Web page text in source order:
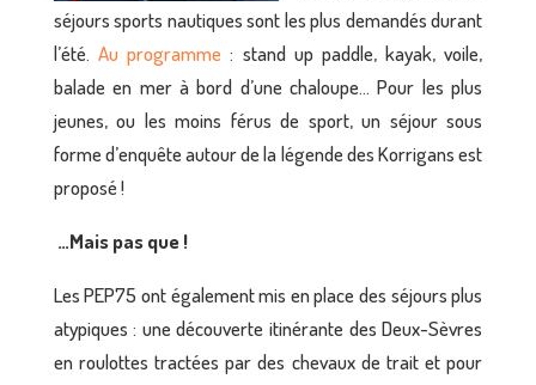
séjours sports nautiques sont les plus demandés durant
l’été. Au programme : stand up paddle, kayak, voile,
balade en mer à bord d’une chaloupe… Pour les plus
jeunes, ou les moins férus de sport, un séjour sous
forme d’enquête autour de la légende des Korrigans est
proposé !
…Mais pas que !
Les PEP75 ont également mis en place des séjours plus
atypiques : une découverte itinérante des Deux-Sèvres
en roulottes tractées par des chevaux de trait et pour